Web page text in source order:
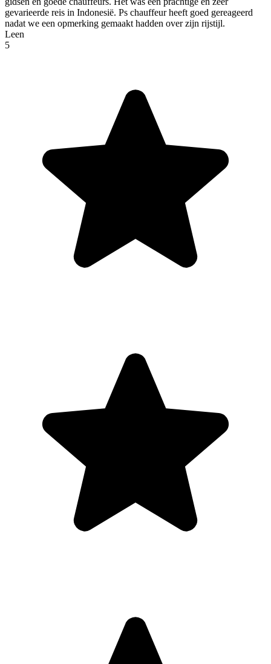
gevarieerde reis in Indonesië. Ps chauffeur heeft goed gereageerd
nadat we een opmerking gemaakt hadden over zijn rijstijl.
Leen
5